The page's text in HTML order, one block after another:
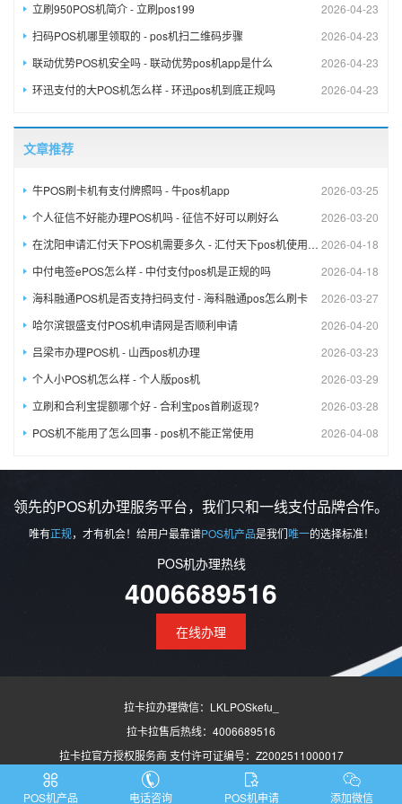
2026-04-23
立刷950POS机简介 - 立刷pos199
2026-04-23
扫码POS机哪里领取的 - pos机扫二维码步骤
2026-04-23
联动优势POS机安全吗 - 联动优势pos机app是什么
2026-04-23
环迅支付的大POS机怎么样 - 环迅pos机到底正规吗
文章推荐
2026-03-25
牛POS刷卡机有支付牌照吗 - 牛pos机app
2026-03-20
个人征信不好能办理POS机吗 - 征信不好可以刷好么
2026-04-18
在沈阳申请汇付天下POS机需要多久 - 汇付天下pos机使用方法,视频
2026-04-18
中付电签ePOS怎么样 - 中付支付pos机是正规的吗
2026-03-27
海科融通POS机是否支持扫码支付 - 海科融通pos怎么刷卡
2026-04-20
哈尔滨银盛支付POS机申请网是否顺利申请
2026-03-23
吕梁市办理POS机 - 山西pos机办理
2026-03-29
个人小POS机怎么样 - 个人版pos机
2026-03-28
立刷和合利宝提额哪个好 - 合利宝pos首刷返现?
2026-04-08
POS机不能用了怎么回事 - pos机不能正常使用
领先的POS机办理服务平台，我们只和一线支付品牌合作。
唯有正规，才有机会！给用户最靠谱POS机产品是我们唯一的选择标准！
POS机办理热线
4006689516
在线办理
拉卡拉办理微信：LKLPOSkefu_
拉卡拉售后热线：4006689516
拉卡拉官方授权服务商 支付许可证编号：Z2002511000017
四川易刷信息技术有限公司 备案号：
蜀ICP备20005836号
版权所有 © 2026
POS机产品
电话咨询 POS机申请 添加微信